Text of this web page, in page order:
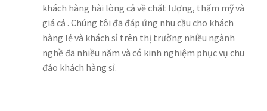
khách hàng hài lòng cả về chất lượng, thẩm mỹ và
giá cả . Chúng tôi đã đáp ứng nhu cầu cho khách
hàng lẻ và khách sỉ trên thị trường nhiều ngành
nghề đã nhiều năm và có kinh nghiệm phục vụ chu
đáo khách hàng sỉ.